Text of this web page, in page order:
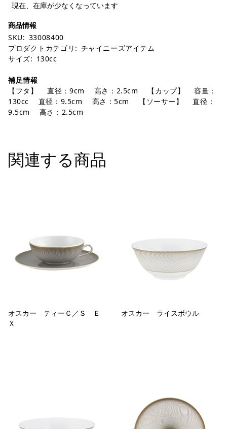
現在、在庫が少なくなっています
SKU: 33008400
プロダクトカテゴリ: チャイニーズアイテム
サイズ: 130cc
補足情報
【フタ】 直径：9cm 高さ：2.5cm 【カップ】 容量：
130cc 直径：9.5cm 高さ：5cm 【ソーサー】 直径：
9.5cm 高さ：2.5cm
関連する商品
オスカー ティーＣ／Ｓ Ｅ
Ｘ
オスカー ライスボウル